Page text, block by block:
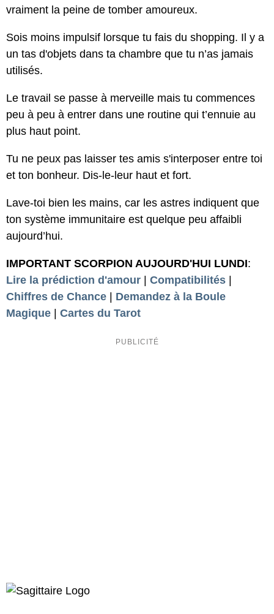
vraiment la peine de tomber amoureux.
Sois moins impulsif lorsque tu fais du shopping. Il y a
un tas d'objets dans ta chambre que tu n’as jamais
utilisés.
Le travail se passe à merveille mais tu commences
peu à peu à entrer dans une routine qui t’ennuie au
plus haut point.
Tu ne peux pas laisser tes amis s'interposer entre toi
et ton bonheur. Dis-le-leur haut et fort.
Lave-toi bien les mains, car les astres indiquent que
ton système immunitaire est quelque peu affaibli
aujourd’hui.
IMPORTANT SCORPION AUJOURD'HUI LUNDI:
Lire la prédiction d'amour | Compatibilités |
Chiffres de Chance | Demandez à la Boule
Magique | Cartes du Tarot